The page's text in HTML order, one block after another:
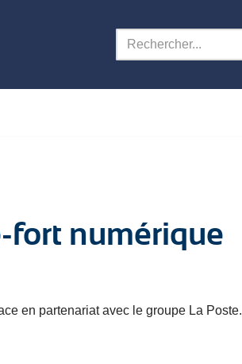
fort numérique
en partenariat avec le groupe La Poste.